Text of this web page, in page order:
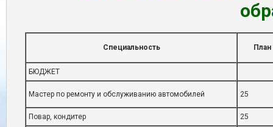
Специальность
БЮДЖЕТ
Мастер по ремонту и обслуживанию автомобилей 25
Повар, кондитер 25